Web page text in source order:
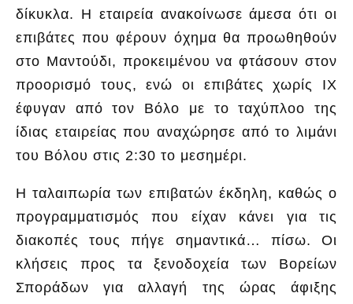
δίκυκλα. Η εταιρεία ανακοίνωσε άμεσα ότι οι
επιβάτες που φέρουν όχημα θα προωθηθούν
στο Μαντούδι, προκειμένου να φτάσουν στον
προορισμό τους, ενώ οι επιβάτες χωρίς ΙΧ
έφυγαν από τον Βόλο με το ταχύπλοο της
ίδιας εταιρείας που αναχώρησε από το λιμάνι
του Βόλου στις 2:30 το μεσημέρι.
Η ταλαιπωρία των επιβατών έκδηλη, καθώς ο
προγραμματισμός που είχαν κάνει για τις
διακοπές τους πήγε σημαντικά… πίσω. Οι
κλήσεις προς τα ξενοδοχεία των Βορείων
Σποράδων για αλλαγή της ώρας άφιξης